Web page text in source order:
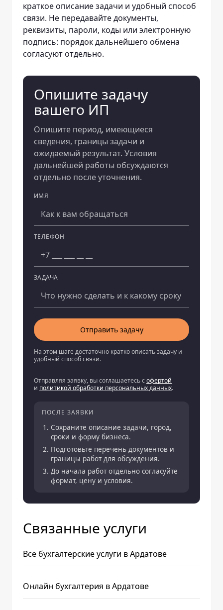
краткое описание задачи и удобный способ
связи. Не передавайте документы,
реквизиты, пароли, коды или электронную
подпись: порядок дальнейшего обмена
согласуют отдельно.
Опишите задачу
вашего ИП
Опишите период, имеющиеся
сведения, границы задачи и
ожидаемый результат. Условия
дальнейшей работы обсуждаются
отдельно после уточнения.
ИМЯ
ТЕЛЕФОН
ЗАДАЧА
Компания
Отправить задачу
На этом шаге достаточно кратко описать задачу и
удобный способ связи.
Отправляя заявку, вы соглашаетесь софертой
и политикой обработки персональных данных.
ПОСЛЕ ЗАЯВКИ
Сохраните описание задачи, город,
сроки и форму бизнеса.
Подготовьте перечень документов и
границы работ для обсуждения.
До начала работ отдельно согласуйте
формат, цену и условия.
Связанные услуги
Все бухгалтерские услуги в Ардатове
Онлайн бухгалтерия в Ардатове